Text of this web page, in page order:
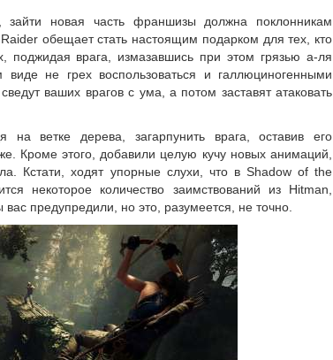
зайти новая часть франшизы должна поклонникам
обещает стать настоящим подарком для тех, кто
поджидая врага, измазавшись при этом грязью а-ля
не грех воспользоваться и галлюциногенными
ваших врагов с ума, а потом заставят атаковать
на ветке дерева, загарпунить врага, оставив его
Кроме этого, добавили целую кучу новых анимаций,
Кстати, ходят упорные слухи, что в Shadow of the
некоторое количество заимствований из Hitman,
предупредили, но это, разумеется, не точно.